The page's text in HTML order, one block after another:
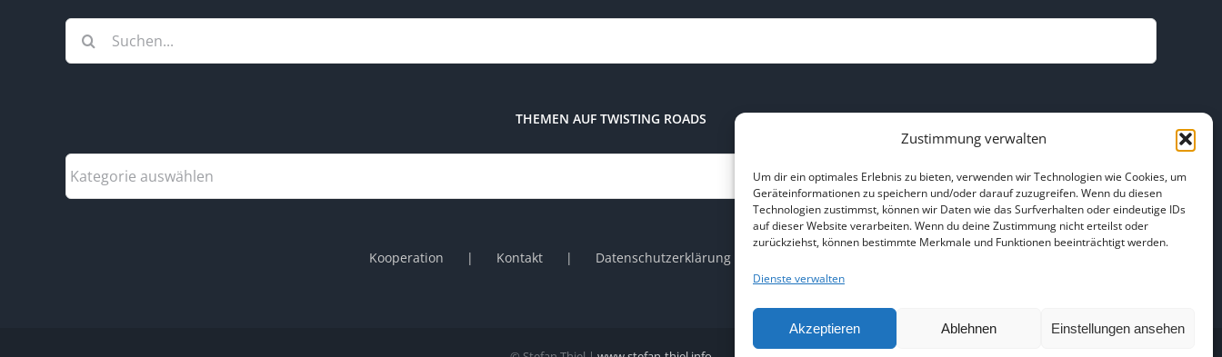
Zustimmung verwalten
Um dir ein optimales Erlebnis zu bieten, verwenden wir Technologien wie Cookies, um
Geräteinformationen zu speichern und/oder darauf zuzugreifen. Wenn du diesen
Technologien zustimmst, können wir Daten wie das Surfverhalten oder eindeutige IDs
auf dieser Website verarbeiten. Wenn du deine Zustimmung nicht erteilst oder
zurückziehst, können bestimmte Merkmale und Funktionen beeinträchtigt werden.
Dienste verwalten
Akzeptieren Ablehnen Einstellungen ansehen
Suche
nach:
THEMEN AUF TWISTING ROADS
Themen
auf
Kooperation Kontakt Datenschutzerklärung